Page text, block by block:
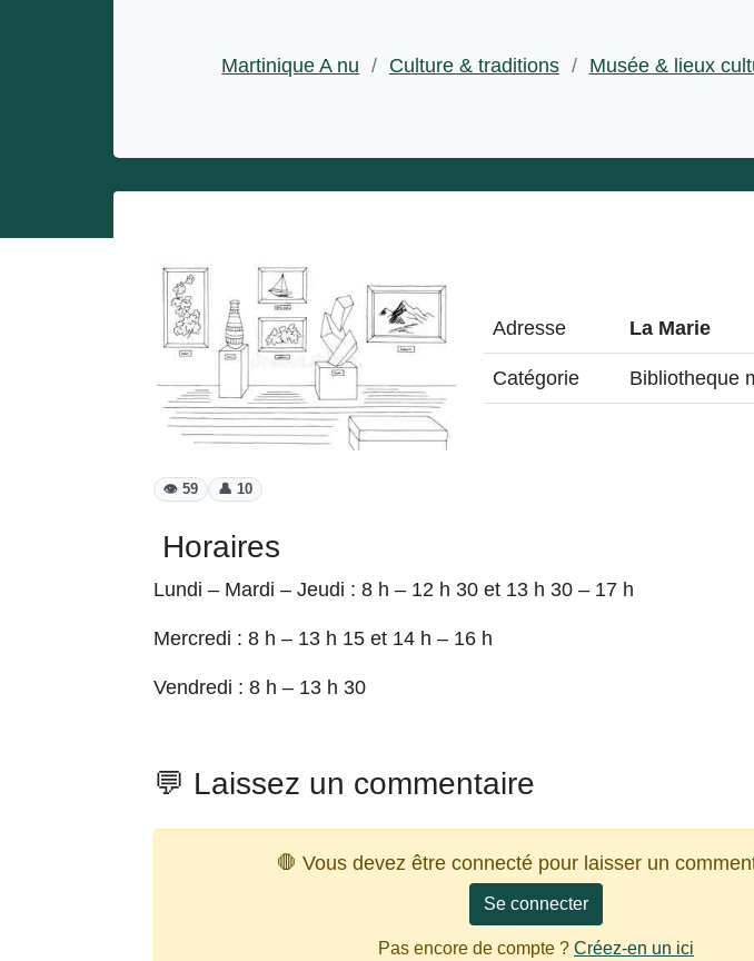
Martinique A nu / Culture & traditions / Musée & lieux
Adresse La Marie
Catégorie Bibliotheque
👁️ 59 👤 10
Horaires
Lundi – Mardi – Jeudi : 8 h – 12 h 30 et 13 h 30 – 17 h
Mercredi : 8 h – 13 h 15 et 14 h – 16 h
Vendredi : 8 h – 13 h 30
💬 Laissez un commentaire
🛑 Vous devez être connecté pour laisser un
Se connecter
Pas encore de compte ? Créez-en un ici